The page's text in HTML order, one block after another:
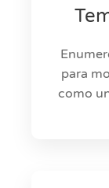
para
como